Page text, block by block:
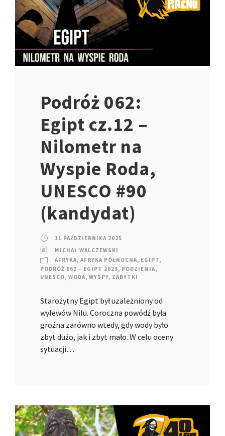
Podróż 062:
Egipt cz.12 –
Nilometr na
Wyspie Roda,
UNESCO #90
(kandydat)
11 PAŹDZIERNIKA 2025
MICHAŁ WALCZEWSKI
AFRYKA, AFRYKA PÓŁNOCNA, EGIPT,
PODRÓŻ 062 – EGIPT 2023, PODZIEMIA,
UNESCO, WODA, WYSPY, ZABYTKI
Starożytny Egipt był uzależniony od
wylewów Nilu. Coroczna powódź była
groźna zarówno wtedy, gdy wody było
zbyt dużo, jak i zbyt mało. W celu oceny
sytuacji…